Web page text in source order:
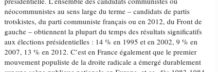
néocommunistes au sens large du terme – candidats de partis
trotskistes, du parti communiste français ou en 2012, du Front de
gauche – obtiennent la plupart du temps des résultats significatifs
aux élections présidentielles : 14 % en 1995 et en 2002, 9 % en
2007, 13 % en 2012. C’est en France également que le premier
mouvement populiste de la droite radicale a émergé durablement